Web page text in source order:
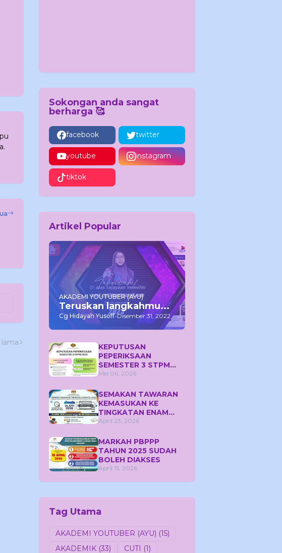
Sokongan anda sangat
berharga 🥰
facebook twitter
youtube instagram
tiktok
Artikel Popular
AKADEMI YOUTUBER (AYU)
Teruskan langkahmu...
Cg Hidayah Yusoff-Disember 31, 2022
KEPUTUSAN
PEPERIKSAAN
SEMESTER 3 STPM
2025
Mei 06, 2026
SEMAKAN TAWARAN
KEMASUKAN KE
TINGKATAN ENAM
SEMESTER 1 TAHUN
April 23, 2026
MARKAH PBPPP
TAHUN 2025 SUDAH
BOLEH DIAKSES
April 15, 2026
Tag Utama
AKADEMI YOUTUBER (AYU) (15)
AKADEMIK (33) CUTI (1)